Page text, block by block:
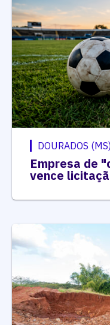
DOURADOS (MS)
Empresa de
vence